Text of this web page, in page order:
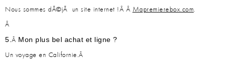
Nous sommes dÃ©jÃ un site internet !Â Â Mapremierebox.com.
Â
5. Â Mon plus bel achat et ligne ?
Un voyage en Californie.Â